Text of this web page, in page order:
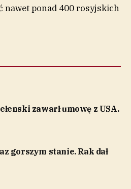
nawet ponad 400 rosyjskich
zawarł umowę z USA.
gorszym stanie. Rak dał